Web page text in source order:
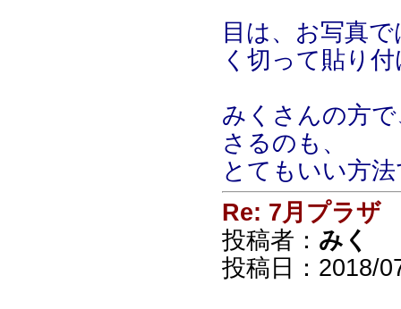
目は、お写真
く切って貼り
みくさんの方
さるのも、
とてもいい方
Re: 7月プラザ
投稿者： みく
投稿日：2018/